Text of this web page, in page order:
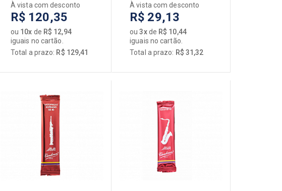
À vista com desconto
R$ 120,35
ou 10x de R$ 12,94
iguais no cartão.
Total a prazo: R$ 129,41
À vista com desconto
R$ 29,13
ou3xde R$ 10,44
iguais no cartão.
Total a prazo: R$ 31,32